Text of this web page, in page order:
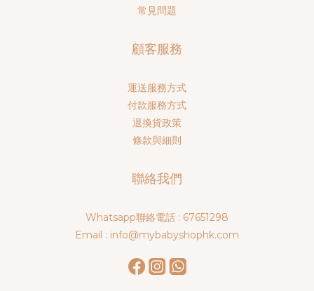
常見問題
顧客服務
運送服務方式
付款服務方式
退換貨政策
條款與細則
聯絡我們
Whatsapp聯絡電話 : 67651298
Email : info@mybabyshophk.com